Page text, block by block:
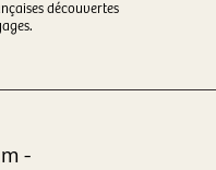
découvertes
-